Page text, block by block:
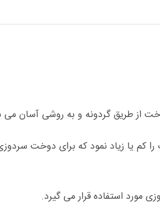
از طریق گردونه و به روشی آسان می
یا زیاد نمود که برای دوخت